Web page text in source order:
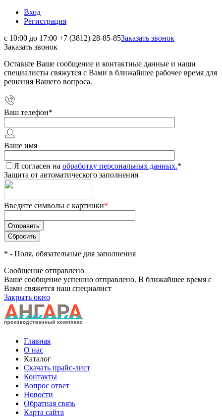
Вход
Регистрация
с 10:00 до 17:00 +7 (3812) 28-85-85Заказать звонок
Заказать звонок
Оставьте Ваше сообщение и контактные данные и наши
специалисты свяжутся с Вами в ближайшее рабочее время для
решения Вашего вопроса.
Ваш телефон*
Ваше имя
Я согласен на обработку персональных данных.*
Защита от автоматического заполнения
Введите символы с картинки*
* - Поля, обязательные для заполнения
Сообщение отправлено
Ваше сообщение успешно отправлено. В ближайшее время с
Вами свяжется наш специалист
Закрыть окно
Главная
О нас
Каталог
Скачать прайс-лист
Контакты
Вопрос ответ
Новости
Обратная связь
Карта сайта